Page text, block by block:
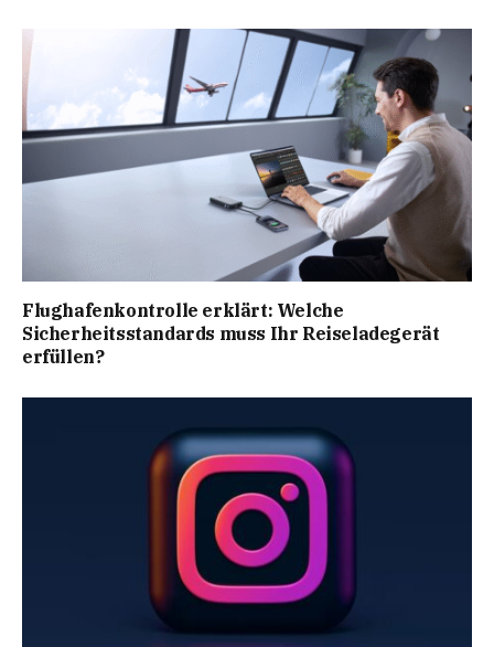
Flughafenkontrolle erklärt: Welche
Sicherheitsstandards muss Ihr Reiseladegerät
erfüllen?